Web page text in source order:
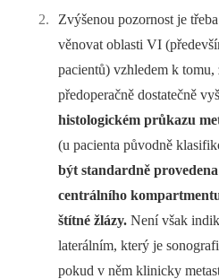
Zvýšenou pozornost je
věnovat oblasti VI
pacientů) vzhledem k tomu,
předoperačně dostatečně
histologickém průkazu
(u pacienta původně
být standardně
centrálního
štítné žlázy. Není však
laterálním, který je
pokud v něm klinicky